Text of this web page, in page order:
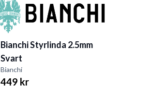
Bianchi Styrlinda 2.5mm
Svart
Bianchi
449 kr